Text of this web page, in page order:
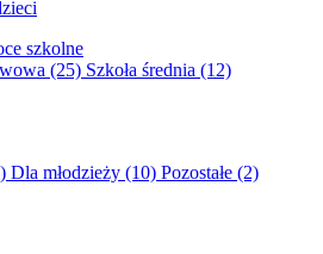
szkolne
(25) Szkoła średnia (12)
Dla młodzieży (10) Pozostałe (2)